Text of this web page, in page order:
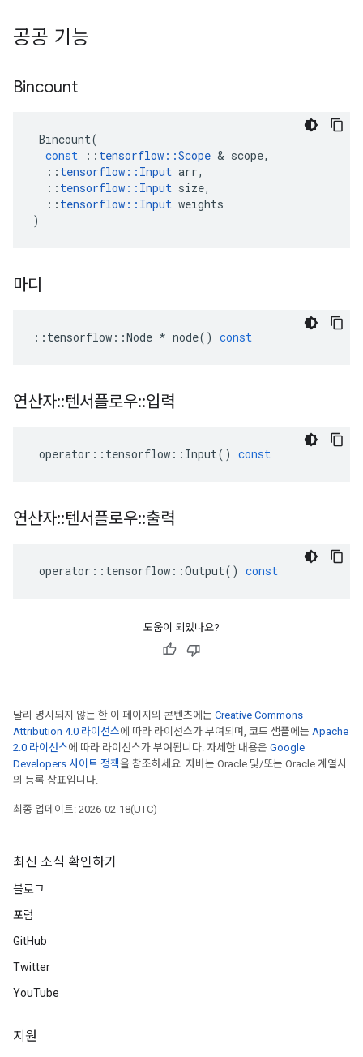
공공 기능
Bincount
Bincount(
const
:: tensorflow ::Scope & scope,
:: tensorflow :: Input arr,
:: tensorflow :: Input size,
:: tensorflow :: Input weights
)
마디
:: tensorflow ::Node * node() const
연산자::텐서플로우::입력
operator :: tensorflow :: Input() const
연산자::텐서플로우::출력
operator :: tensorflow ::Output() const
도움이 되었나요?
달리 명시되지 않는 한 이 페이지의 콘텐츠에는 Creative Commons
Attribution 4.0 라이선스에 따라 라이선스가 부여되며, 코드 샘플에는 Apache
2.0 라이선스에 따라 라이선스가 부여됩니다. 자세한 내용은 Google
Developers 사이트 정책을 참조하세요. 자바는 Oracle 및/또는 Oracle 계열사
의 등록 상표입니다.
최종 업데이트: 2026-02-18(UTC)
최신 소식 확인하기
블로그
포럼
GitHub
Twitter
YouTube
지원